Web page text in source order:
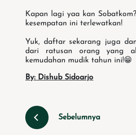
Kapan lagi yaa kan
kesempatan ini terlewatkan!
Yuk, daftar sekarang juga
dari ratusan orang yang
kemudahan mudik tahun ini!😁
By: Dishub Sidoarjo
Sebelumnya